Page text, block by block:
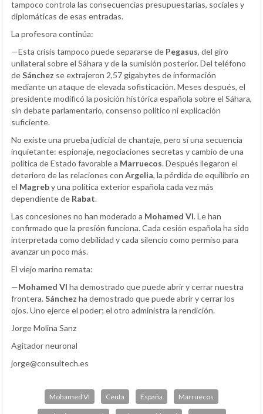
tampoco controla las consecuencias presupuestarias, sociales y
diplomáticas de esas entradas.
La profesora continúa:
—Esta crisis tampoco puede separarse de Pegasus, del giro
unilateral sobre el Sáhara y de la sumisión posterior. Del teléfono
deSánchez se extrajeron 2,57 gigabytes de información
mediante un ataque de elevada sofisticación. Meses después, el
presidente modificó la posición histórica española sobre el Sáhara,
sin debate parlamentario, consenso político ni explicación
suficiente.
No existe una prueba judicial de chantaje, pero sí una secuencia
inquietante: espionaje, negociaciones secretas y cambio de una
política de Estado favorable a Marruecos. Después llegaron el
deterioro de las relaciones con Argelia, la pérdida de equilibrio en
el Magreby una política exterior española cada vez más
dependiente de Rabat.
Las concesiones no han moderado a Mohamed VI. Le han
confirmado que la presión funciona. Cada cesión española ha sido
interpretada como debilidad y cada silencio como permiso para
avanzar un poco más.
El viejo marino remata:
—Mohamed VI ha demostrado que puede abrir y cerrar nuestra
frontera.Sánchez ha demostrado que puede abrir y cerrar los
ojos. Uno ejerce el poder; el otro administra la rendición.
Jorge Molina Sanz
Agitador neuronal
jorge@consultech.es
Mohamed VI Ceuta España Marruecos